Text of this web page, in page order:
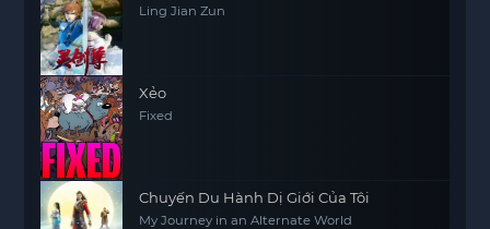
Ling Jian Zun
Xẻo
Fixed
Chuyến Du Hành Dị Giới Của Tôi
My Journey in an Alternate World